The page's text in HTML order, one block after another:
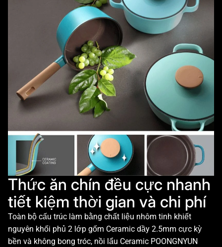
Thức ăn chín đều cực nhanh
tiết kiệm thời gian và chi phí
Toàn bộ cấu trúc làm bằng chất liệu nhôm tinh khiết
nguyên khối phủ 2 lớp gốm Ceramic dầy 2.5mm cực kỳ
bền và không bong tróc, nồi lẩu Ceramic POONGNYUN